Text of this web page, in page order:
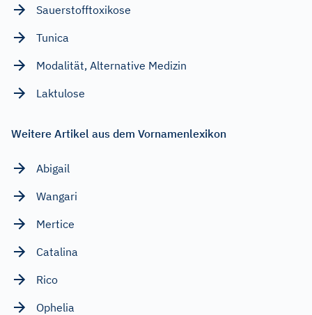
Sauerstofftoxikose
Tunica
Modalität, Alternative Medizin
Laktulose
Weitere Artikel aus dem Vornamenlexikon
Abigail
Wangari
Mertice
Catalina
Rico
Ophelia